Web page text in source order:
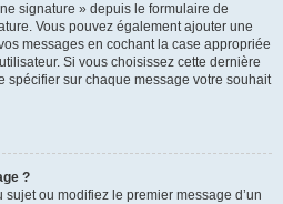
signature » depuis le formulaire de
Vous pouvez également ajouter une
messages en cochant la case appropriée
Si vous choisissez cette dernière
spécifier sur chaque message votre souhait
?
ou modifiez le premier message d’un